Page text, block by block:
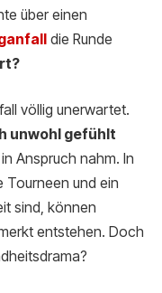
über einen
die Runde
völlig unerwartet.
unwohl gefühlt
Anspruch nahm. In
Tourneen und ein
sind, können
entstehen. Doch